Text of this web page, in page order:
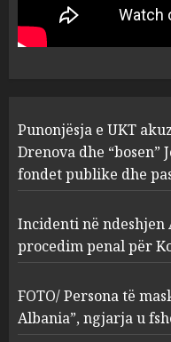
1
2
3
Punonjësja e UKT
Drenova dhe “bosen”
fondet publike dhe
Incidenti në ndeshjen
procedim penal për
FOTO/ Persona të
Albania”, ngjarja u